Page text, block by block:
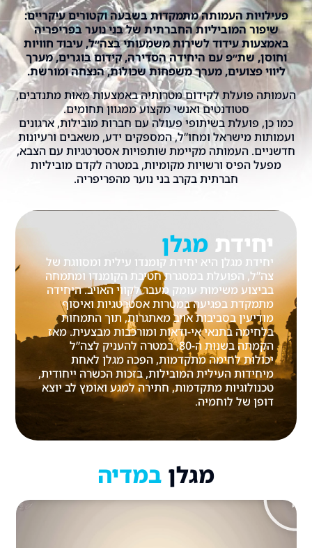
פעילויות העמותה מתמקדות בשבעה וקטורים עיקריים:
שיפור המוביליות החברתית של בני נוער בפריפריה
באמצעות עידוד לשירות משמעותי בצה״ל, עיבוד חוויות
וחוסן, שת״פ עם היחידה הסדירה, קידום בוגרים, מערך
ליווי פצועים, מערך משפחות שכולות, הנצחה ומורשת.
העמותה פועלת לקידום מטרותיה באמצעות מאות מתנדבים,
סטודנטים ואנשי מקצוע ממגוון תחומים.
כמו כן, פועלת בשיתופי פעולה עם חברות מובילות, ארגונים
ועמותות מישראל ומחו”ל, המספקים ידע, משאבים ורעיונות
חדשניים. העמותה מקיימת שותפויות אסטרטגיות עם הצבא,
מפעל הפיס ורשויות מקומיות, במטרה לקדם מוביליות
חברתית בקרב בני נוער מהפריפריה.
יחידת מגלן
יחידת מגלן היא יחידת קומנדו עילית ומסווגת של
צה”ל, הפועלת במסגרת חטיבת הקומנדו ומתמחה
בביצוע משימות עומק מעבר לקווי האויב. היחידה
מתמקדת בפגיעה במטרות אסטרטגיות ואיסוף
מודיעין בסביבות אויב מאתגרות, תוך התמחות
בלחימה בתנאי אי-ודאות ומורכבות מבצעית. מאז
הקמתה בשנות ה-80, במטרה להעניק לצה”ל
יכולות לחימה מתקדמות, הפכה מגלן לאחת
מיחידות העילית המובילות, בזכות הכשרה ייחודית,
טכנולוגיות מתקדמות, חתירה למגע ואומץ לב יוצא
דופן של לוחמיה.
מגלן במדיה